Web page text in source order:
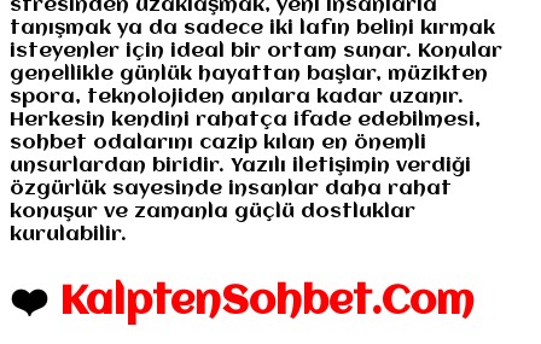
stresinden uzaklaşmak, yeni insanlarla
tanışmak ya da sadece iki lafın belini kırmak
isteyenler için ideal bir ortam sunar. Konular
genellikle günlük hayattan başlar, müzikten
spora, teknolojiden anılara kadar uzanır.
Herkesin kendini rahatça ifade edebilmesi,
sohbet odalarını cazip kılan en önemli
unsurlardan biridir. Yazılı iletişimin verdiği
özgürlük sayesinde insanlar daha rahat
konuşur ve zamanla güçlü dostluklar
kurulabilir.
❤️ KalptenSohbet.Com